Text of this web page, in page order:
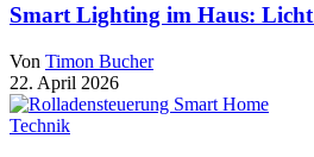
Smart Lighting im Haus:
Von Timon Bucher
22. April 2026
Technik